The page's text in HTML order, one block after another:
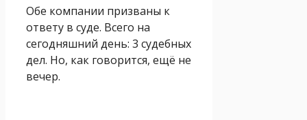
Обе компании призваны к
ответу в суде. Всего на
сегодняшний день: 3 судебных
дел. Но, как говорится, ещё не
вечер.